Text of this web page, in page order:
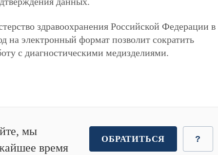
здравоохранения Российской Федерации в
на электронный формат позволит сократить
с диагностическими медизделиями.
мы
время
ОБРАТИТЬСЯ ?